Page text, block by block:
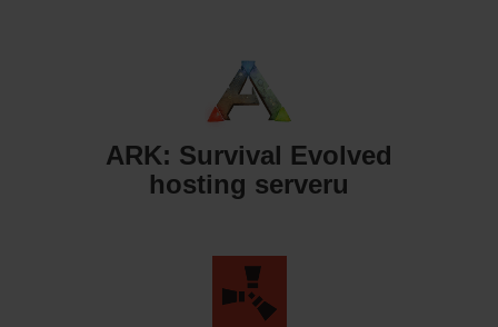
ARK: Survival Evolved
hosting serveru